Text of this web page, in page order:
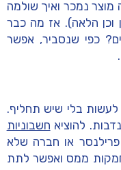
נמכר ואיך שולמה
וכן הלאה). אז מה כבר
כפי שנסביר, אפשר
לעשות בלי שיש תחליף.
להוציא חשבוניות
או חברה שלא
ממס ואפשר לתת